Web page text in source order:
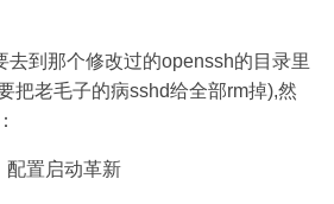
去到那个修改过的openssh的目录里
把老毛子的病sshd给全部rm掉),然
配置启动革新